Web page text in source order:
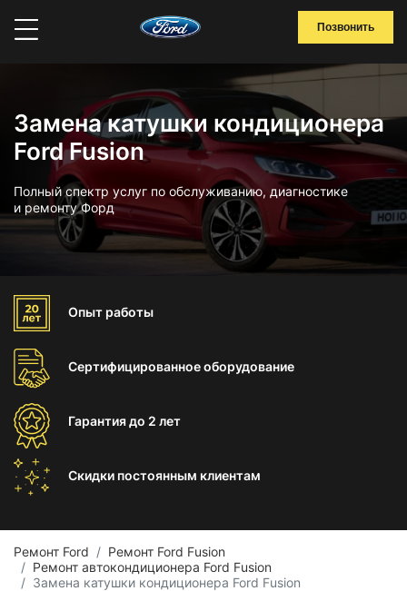
Позвонить
Замена катушки кондиционера
Ford Fusion
Полный спектр услуг по обслуживанию, диагностике
и ремонту Форд
Опыт работы
Сертифицированноеоборудование
Гарантиядо 2 лет
Скидки постоянным клиентам
Ремонт Ford
Ремонт Ford Fusion
Ремонт автокондиционера Ford Fusion
Замена катушки кондиционера Ford Fusion